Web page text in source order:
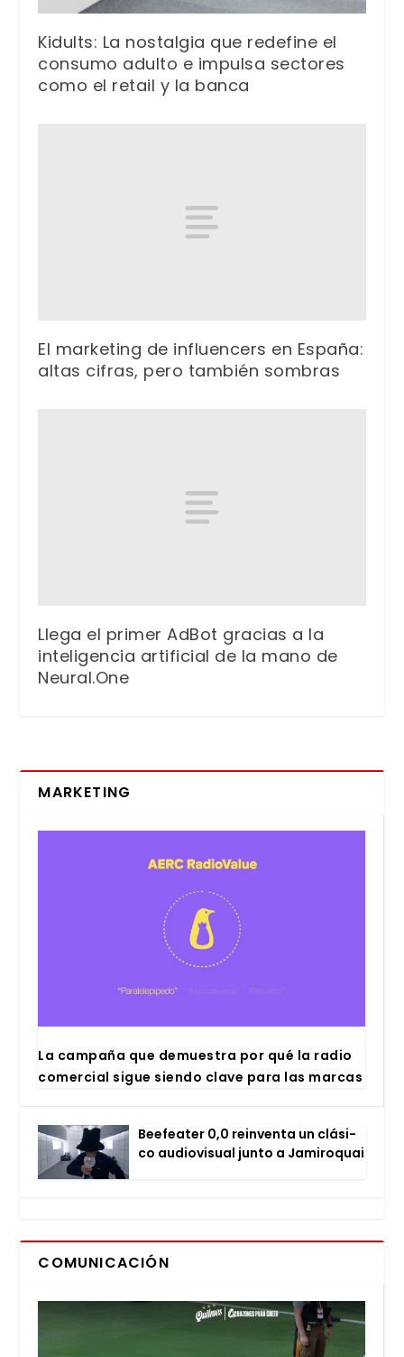
Kidults: La nostalgia que redefine el
consumo adulto e impulsa sectores
como el retail y la banca
El marketing de influencers en España:
altas cifras, pero también sombras
Llega el primer AdBot gracias a la
inteligencia artificial de la mano de
Neural.One
MARKETING
La cam­pa­ña que demues­tra por qué la radio
comer­cial sigue sien­do cla­ve para las mar­cas
Bee­fea­ter 0,0 rein­ven­ta un clá­si­
co audio­vi­sual jun­to a Jami­ro­quai
COMUNICACIÓN